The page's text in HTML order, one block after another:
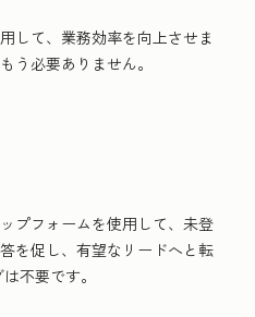
して、業務効率を向上させま
う必要ありません。
プフォームを使用して、未登
を促し、有望なリードへと転
不要です。